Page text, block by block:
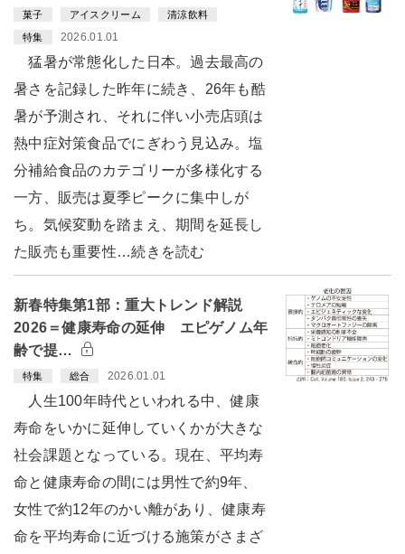
菓子 アイスクリーム 清涼飲料
特集 2026.01.01
猛暑が常態化した日本。過去最高の
暑さを記録した昨年に続き、26年も酷
暑が予測され、それに伴い小売店頭は
熱中症対策食品でにぎわう見込み。塩
分補給食品のカテゴリーが多様化する
一方、販売は夏季ピークに集中しが
ち。気候変動を踏まえ、期間を延長し
た販売も重要性…続きを読む
新春特集第1部：重大トレンド解説
2026＝健康寿命の延伸 エピゲノム年
齢で提…
特集 総合 2026.01.01
人生100年時代といわれる中、健康
寿命をいかに延伸していくかが大きな
社会課題となっている。現在、平均寿
命と健康寿命の間には男性で約9年、
女性で約12年のかい離があり、健康寿
命を平均寿命に近づける施策がさまざ